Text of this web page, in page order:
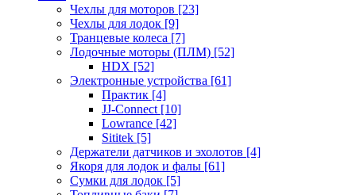
Чехлы для моторов [23]
Чехлы для лодок [9]
Транцевые колеса [7]
Лодочные моторы (ПЛМ) [52]
HDX [52]
Электронные устройства [61]
Практик [4]
JJ-Connect [10]
Lowrance [42]
Sititek [5]
Держатели датчиков и эхолотов [4]
Якоря для лодок и фалы [61]
Сумки для лодок [5]